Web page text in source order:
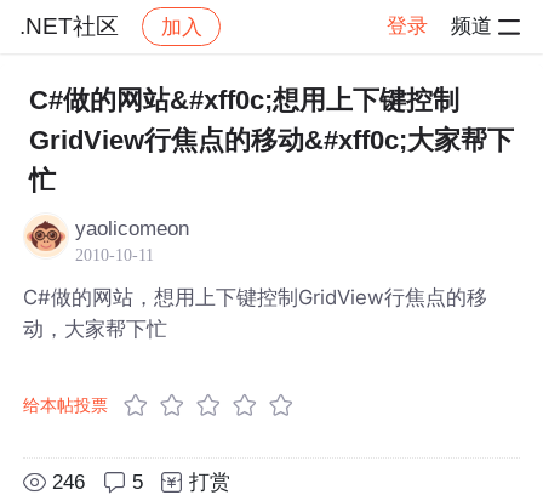
.NET社区 加入 登录 频道
社区 .NET社区 帖子详情
C#做的网站&#xff0c;想用上下键控制
GridView行焦点的移动&#xff0c;大家帮下
忙
yaolicomeon
2010-10-11
C#做的网站，想用上下键控制GridView行焦点的移
动，大家帮下忙
给本帖投票
246 5 打赏